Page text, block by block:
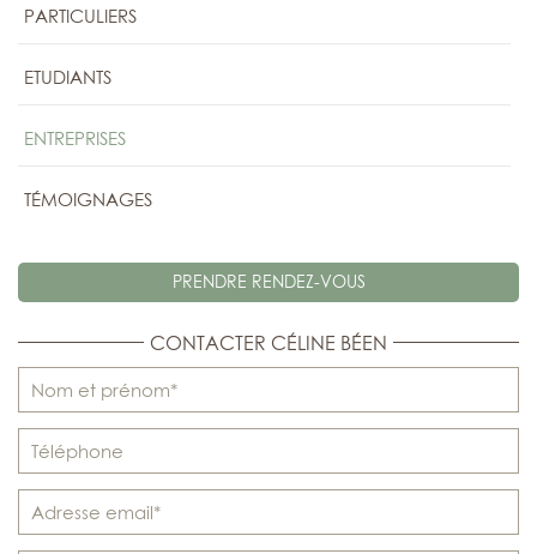
PARTICULIERS
ETUDIANTS
ENTREPRISES
TÉMOIGNAGES
PRENDRE RENDEZ-VOUS
CONTACTER CÉLINE BÉEN